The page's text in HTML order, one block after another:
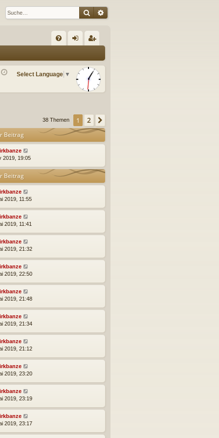
SucheErweiterte Suche
Q m
el
ist
rie
Select Language ▼
38 Themen 1 2
Beitrag
2019, 19:05
Beitrag
2019, 11:55
2019, 11:41
2019, 21:32
2019, 22:50
2019, 21:48
2019, 21:34
2019, 21:12
2019, 23:20
2019, 23:19
2019, 23:17